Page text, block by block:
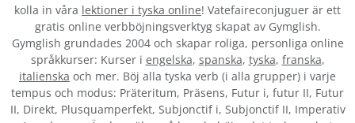
kolla in våra lektioner i tyska online! Vatefaireconjuguer är ett
gratis online verbböjningsverktyg skapat av Gymglish.
Gymglish grundades 2004 och skapar roliga, personliga online
språkkurser: Kurser i engelska, spanska, tyska, franska,
italienska och mer. Böj alla tyska verb (i alla grupper) i varje
tempus och modus: Präteritum, Präsens, Futur i, futur II, Futur
II, Direkt, Plusquamperfekt, Subjonctif i, Subjonctif II, Imperativ